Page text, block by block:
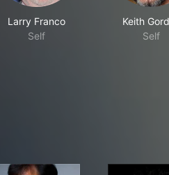
Larry Franco
Self
Keith
Self